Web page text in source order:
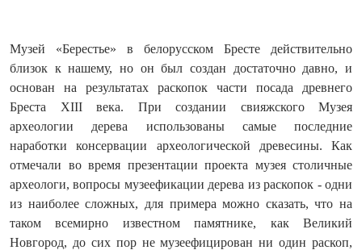
Музей «Берестье» в белорусском Бресте действительно
близок к нашему, но он был создан достаточно давно, и
основан на результатах раскопок части посада древнего
Бреста XIII века. При создании свияжского Музея
археологии дерева использованы самые последние
наработки консервации археологической древесины. Как
отмечали во время презентации проекта музея столичные
археологи, вопросы музеефикации дерева из раскопок - одни
из наиболее сложных, для примера можно сказать, что на
таком всемирно известном памятнике, как Великий
Новгород, до сих пор не музеефицирован ни один раскоп,